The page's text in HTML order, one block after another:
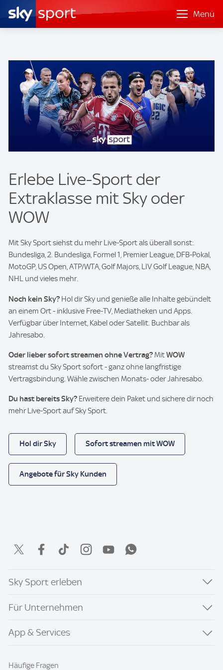
Menü
Erlebe Live-Sport der
Extraklasse mit Sky oder
WOW
Mit Sky Sport siehst du mehr Live-Sport als überall sonst:
Bundesliga, 2. Bundesliga, Formel 1, Premier League, DFB-Pokal,
MotoGP, US Open, ATP/WTA, Golf Majors, LIV Golf League, NBA,
NHL und vieles mehr.
Noch kein Sky? Hol dir Sky und genieße alle Inhalte gebündelt
an einem Ort - inklusive Free-TV, Mediatheken und Apps.
Verfügbar über Internet, Kabel oder Satellit. Buchbar als
Jahresabo.
Oder lieber sofort streamen ohne Vertrag?MitWOW
streamst du Sky Sport sofort - ganz ohne langfristige
Vertragsbindung. Wähle zwischen Monats- oder Jahresabo.
Du hast bereits Sky? Erweitere dein Paket und sichere dir noch
mehr Live-Sport auf Sky Sport.
Hol dir Sky Sofort streamen mit WOW
Angebote für Sky Kunden
Sky Sport erleben
Für Unternehmen
App & Services
Häufige Fragen